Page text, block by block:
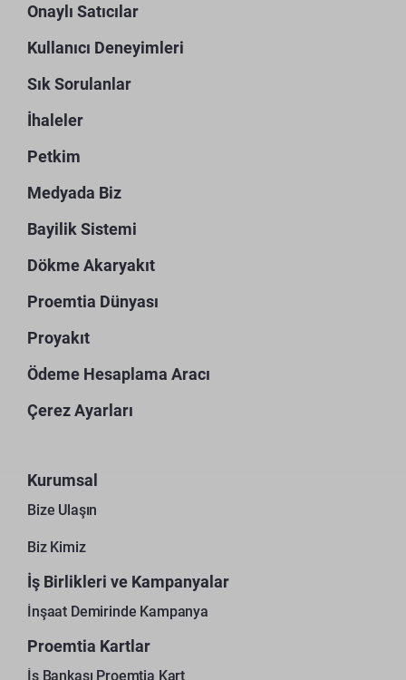
Onaylı Satıcılar
Kullanıcı Deneyimleri
Sık Sorulanlar
İhaleler
Petkim
Medyada Biz
Bayilik Sistemi
Dökme Akaryakıt
Proemtia Dünyası
Proyakıt
Ödeme Hesaplama Aracı
Çerez Ayarları
Kurumsal
Bize Ulaşın
Biz Kimiz
İş Birlikleri ve Kampanyalar
İnşaat Demirinde Kampanya
Proemtia Kartlar
İş Bankası Proemtia Kart